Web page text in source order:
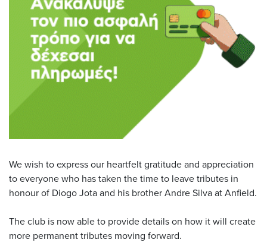
We wish to express our heartfelt gratitude and appreciation
to everyone who has taken the time to leave tributes in
honour of Diogo Jota and his brother Andre Silva at Anfield.
The club is now able to provide details on how it will create
more permanent tributes moving forward.